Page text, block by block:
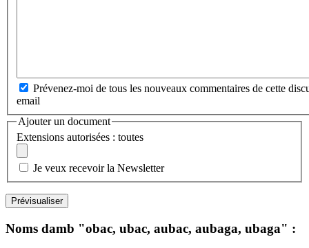
Prévenez-moi de tous les nouveaux commentaires de cette
email
Ajouter un document
Extensions autorisées : toutes
Je veux recevoir la Newsletter
Noms damb "obac, ubac, aubac, aubaga, ubaga" :